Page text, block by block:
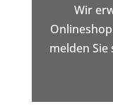
Wir
melden